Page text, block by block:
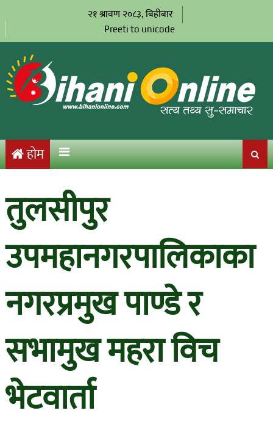
२१ श्रावण २०८३, बिहीबार
Preeti to unicode
होम
तुलसीपुर
उपमहानगरपालिकाका
नगरप्रमुख पाण्डे र
सभामुख महरा विच
भेटवार्ता